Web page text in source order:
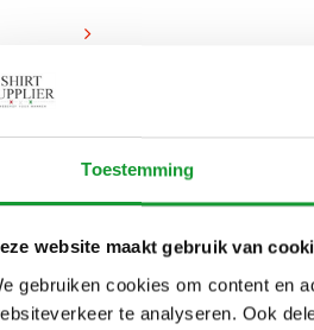
Toestemming
website maakt gebruik van
gebruiken cookies om content en
te analyseren. Ook